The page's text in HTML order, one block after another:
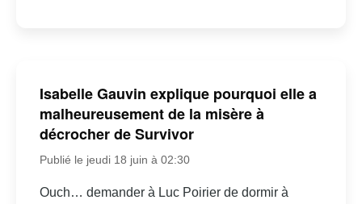
Isabelle Gauvin explique pourquoi elle a
malheureusement de la misère à
décrocher de Survivor
Publié le jeudi 18 juin à 02:30
Ouch… demander à Luc Poirier de dormir à